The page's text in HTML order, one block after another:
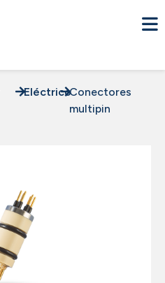
EléctricoConectores
multipin